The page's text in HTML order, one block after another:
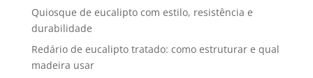
Quiosque de eucalipto com estilo, resistência e
durabilidade
Redário de eucalipto tratado: como estruturar e qual
madeira usar